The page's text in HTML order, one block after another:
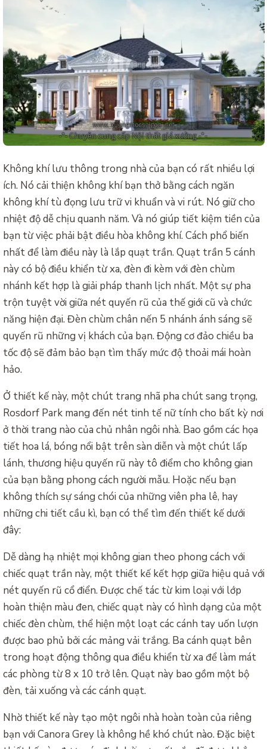
Không khí lưu thông trong nhà của bạn có rất nhiều lợi
ích. Nó cải thiện không khí bạn thở bằng cách ngăn
không khí tù đọng lưu trữ vi khuẩn và vi rút. Nó giữ cho
nhiệt độ dễ chịu quanh năm. Và nó giúp tiết kiệm tiền của
bạn từ việc phải bật điều hòa không khí. Cách phổ biến
nhất để làm điều này là lắp quạt trần. Quạt trần 5 cánh
này có bộ điều khiển từ xa, đèn đi kèm với đèn chùm
nhánh kết hợp là giải pháp thanh lịch nhất. Một sự pha
trộn tuyệt vời giữa nét quyến rũ của thế giới cũ và chức
năng hiện đại. Đèn chùm chân nến 5 nhánh ánh sáng sẽ
quyến rũ những vị khách của bạn. Động cơ đảo chiều ba
tốc độ sẽ đảm bảo bạn tìm thấy mức độ thoải mái hoàn
hảo.
Ở thiết kế này, một chút trang nhã pha chút sang trọng,
Rosdorf Park mang đến nét tinh tế nữ tính cho bất kỳ nơi
ở thời trang nào của chủ nhân ngôi nhà. Bao gồm các họa
tiết hoa lá, bóng nổi bật trên sàn diễn và một chút lấp
lánh, thương hiệu quyến rũ này tô điểm cho không gian
của bạn bằng phong cách người mẫu. Hoặc nếu bạn
không thích sự sáng chói của những viên pha lê, hay
những chi tiết cầu kì, bạn có thể tìm đến thiết kế dưới
đây:
Dễ dàng hạ nhiệt mọi không gian theo phong cách với
chiếc quạt trần này, một thiết kế kết hợp giữa hiệu quả với
nét quyến rũ cổ điển. Được chế tác từ kim loại với lớp
hoàn thiện màu đen, chiếc quạt này có hình dạng của một
chiếc đèn chùm, thể hiện một loạt các cánh tay uốn lượn
được bao phủ bởi các mảng vải trắng. Ba cánh quạt bên
trong hoạt động thông qua điều khiển từ xa để làm mát
các phòng từ 8 x 10 trở lên. Quạt này bao gồm một bộ
đèn, tải xuống và các cánh quạt.
Nhờ thiết kế này tạo một ngôi nhà hoàn toàn của riêng
bạn với Canora Grey là không hề khó chút nào. Đặc biệt